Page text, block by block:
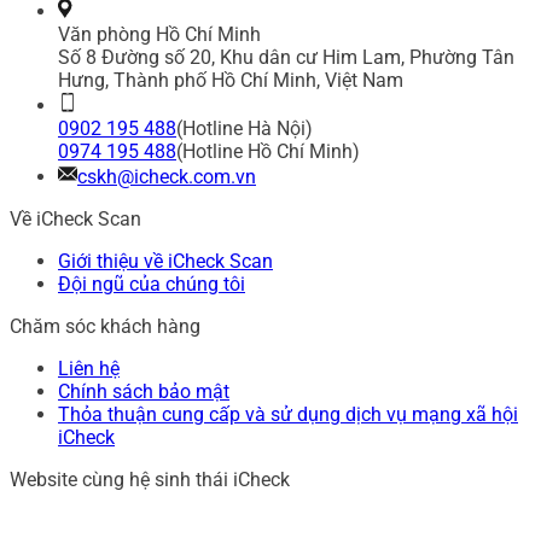
Văn phòng Hồ Chí Minh
Số 8 Đường số 20, Khu dân cư Him Lam, Phường Tân
Hưng, Thành phố Hồ Chí Minh, Việt Nam
0902 195 488(Hotline Hà Nội)
0974 195 488(Hotline Hồ Chí Minh)
cskh@icheck.com.vn
Về iCheck Scan
Giới thiệu về iCheck Scan
Đội ngũ của chúng tôi
Chăm sóc khách hàng
Liên hệ
Chính sách bảo mật
Thỏa thuận cung cấp và sử dụng dịch vụ mạng xã hội
iCheck
Website cùng hệ sinh thái iCheck